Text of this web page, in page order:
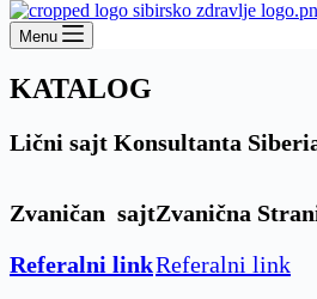
Menu
KATALOG
Lični sajt Konsultanta
Zvaničan sajt
Referalni link
Zvanična
Referalni link